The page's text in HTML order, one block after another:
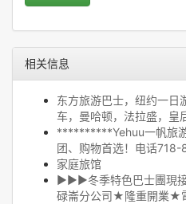
相关信息
东方旅游巴士，纽约一
车，曼哈顿，法拉盛，皇
**********Yehuu一帆旅
团、购物首选！电话718-
家庭旅馆
▶▶▶冬季特色巴士團現
碌崙分公司★隆重開業★